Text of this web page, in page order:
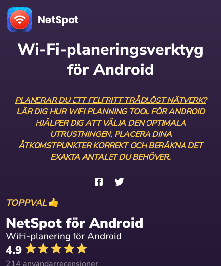
Wi-Fi-planeringsverktyg
för Android
PLANERAR DU ETT FELFRITT TRÅDLÖST NÄTVERK?
LÄR DIG HUR WIFI PLANNING TOOL FÖR ANDROID
HJÄLPER DIG ATT VÄLJA DEN OPTIMALA
UTRUSTNINGEN, PLACERA DINA
ÅTKOMSTPUNKTER KORREKT OCH BERÄKNA DET
EXAKTA ANTALET DU BEHÖVER.
TOPPVAL
NetSpot för Android
WiFi-planering för Android
4.9
214 användarrecensioner